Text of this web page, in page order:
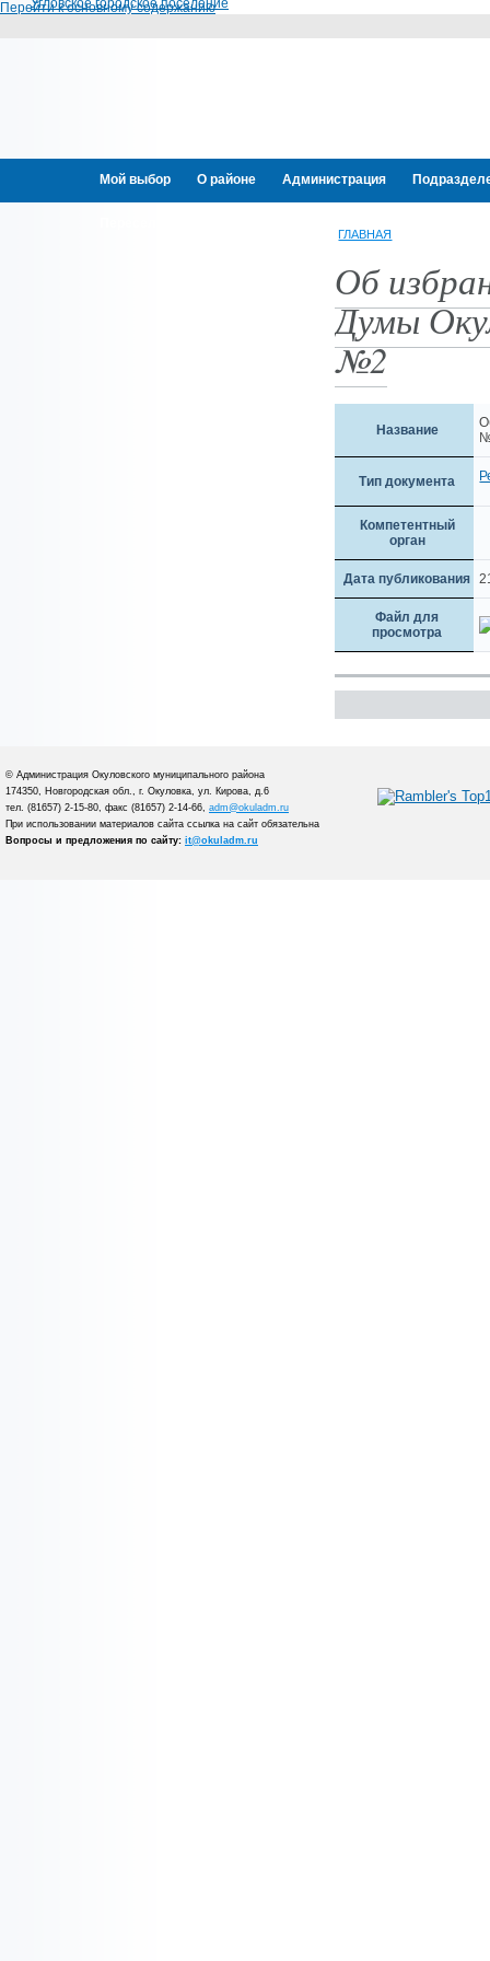
Перейти к основному содержанию
Угловское городское поселение
Мой выбор О районе Администрация
ГЛАВНАЯ
Об
Думы
№2
Название
Тип документа
Компетентный
орган
Дата публикования
Файл для
просмотра
© Администрация Окуловского муниципального района
174350, Новгородская обл., г. Окуловка, ул. Кирова, д.6
тел. (81657) 2-15-80, факс (81657) 2-14-66, adm@okuladm.ru
При использовании материалов сайта ссылка на сайт обязательна
Вопросы и предложения по сайту: it@okuladm.ru